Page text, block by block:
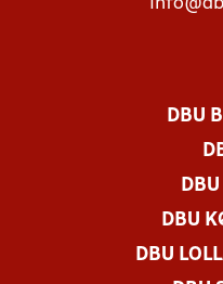
DBU
DBU
DBU